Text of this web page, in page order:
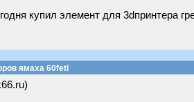
купил элемент для 3dпринтера
ямаха 60fetl